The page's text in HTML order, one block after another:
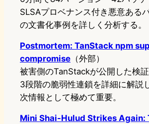
SLSAプロベナンス付き悪意ある
の文書化事例を詳しく分析する。
Postmortem: TanStack npm
compromise （外部）
被害側のTanStackが公開した検証
3段階の脆弱性連鎖を詳細に解説
次情報として極めて重要。
Mini Shai-Hulud Strikes Again: